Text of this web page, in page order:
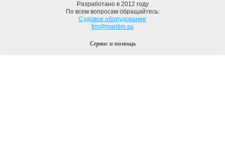
Разработано в 2012 году
По всем вопросам обращайтесь:
Судовое оборудование
tim@maritim.su
Сервис и помощь